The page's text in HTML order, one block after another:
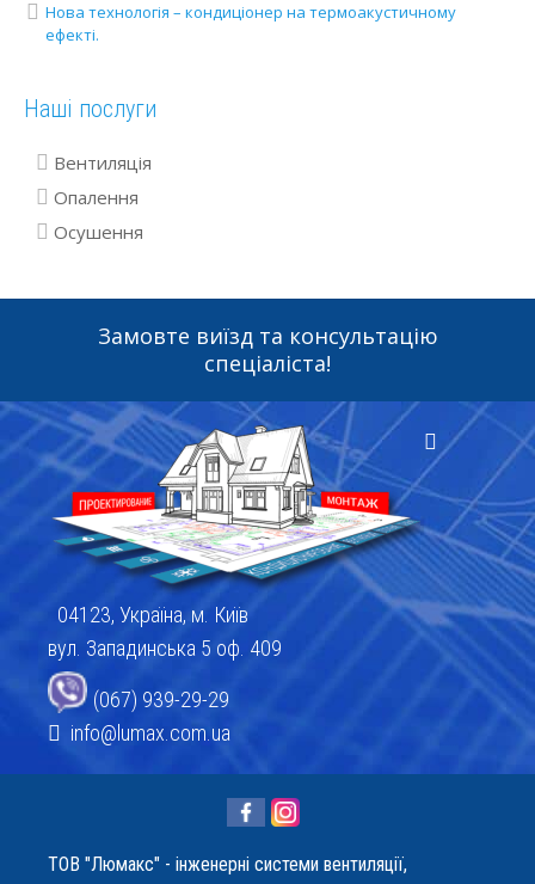
Нова технологія – кондиціонер на термоакустичному
ефекті.
Наші послуги
Вентиляція
Опалення
Осушення
Замовте виїзд та консультацію
спеціаліста!
04123, Україна, м. Київ
вул. Западинська 5 оф. 409
(067) 939-29-29
info@lumax.com.ua
ТОВ "Люмакс" - інженерні системи вентиляції,